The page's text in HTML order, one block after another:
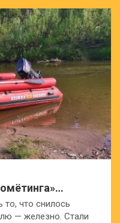
то, что снилось
— железно. Стали